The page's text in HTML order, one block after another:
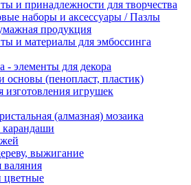
и принадлежности для творчества
наборы и аксессуары / Пазлы
продукция
и материалы для эмбоссинга
- элементы для декора
основы (пенопласт, пластик)
изготовления игрушек
(алмазная) мозаика
выжигание
валяния
цветные